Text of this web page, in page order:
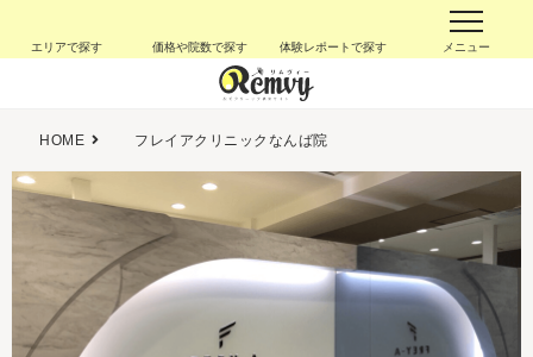
エリアで探す 価格や院数で探す 体験レポートで探す メニュー
HOME フレイアクリニックなんば院